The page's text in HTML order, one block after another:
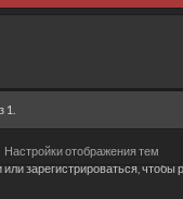
1.
Настройки отображения тем
зарегистрироваться, чтобы